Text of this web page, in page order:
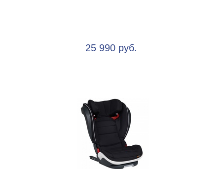
25 990 руб.